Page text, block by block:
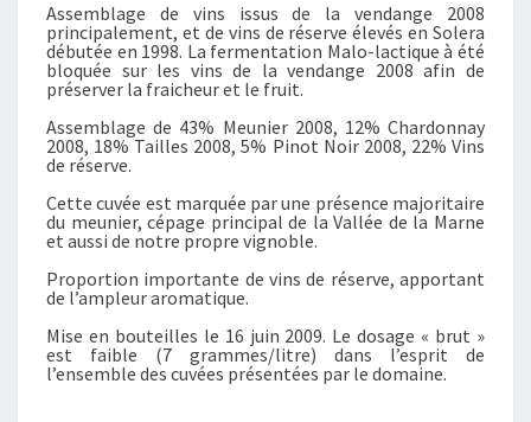
I
G
N
S
D
L
A
A
L
É
Assemblage de vins issus de la vendange 2008
principalement, et de vins de réserve élevés en Solera
débutée en 1998. La fermentation Malo-lactique à été
bloquée sur les vins de la vendange 2008 afin de
préserver la fraicheur et le fruit.
Assemblage de 43% Meunier 2008, 12% Chardonnay
2008, 18% Tailles 2008, 5% Pinot Noir 2008, 22% Vins
de réserve.
Cette cuvée est marquée par une présence majoritaire
du meunier, cépage principal de la Vallée de la Marne
et aussi de notre propre vignoble.
Proportion importante de vins de réserve, apportant
de l’ampleur aromatique.
Mise en bouteilles le 16 juin 2009. Le dosage « brut »
est faible (7 grammes/litre) dans l’esprit de
l’ensemble des cuvées présentées par le domaine.